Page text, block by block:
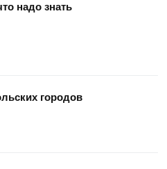
надо знать
городов